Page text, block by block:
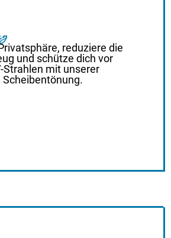
reduziere die
und schütze dich vor
Strahlen mit unserer